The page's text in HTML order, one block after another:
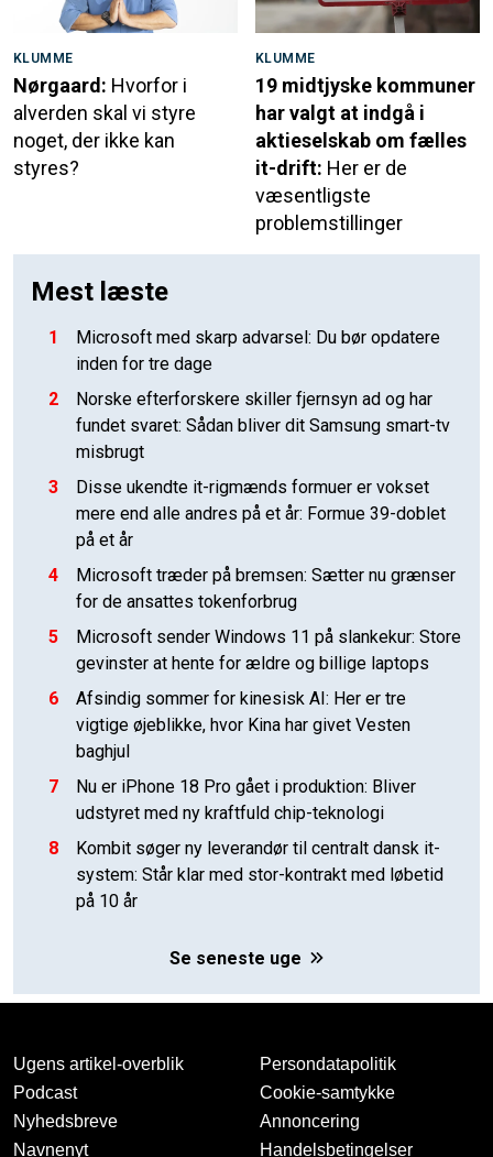
KLUMME
Nørgaard: Hvorfor i
alverden skal vi styre
noget, der ikke kan
styres?
KLUMME
19 midtjyske kommuner
har valgt at indgå i
aktieselskab om fælles
it-drift: Her er de
væsentligste
problemstillinger
Mest læste
1
Microsoft med skarp advarsel: Du bør opdatere
inden for tre dage
2
Norske efterforskere skiller fjernsyn ad og har
fundet svaret: Sådan bliver dit Samsung smart-tv
misbrugt
3
Disse ukendte it-rigmænds formuer er vokset
mere end alle andres på et år: Formue 39-doblet
på et år
4
Microsoft træder på bremsen: Sætter nu grænser
for de ansattes tokenforbrug
5
Microsoft sender Windows 11 på slankekur: Store
gevinster at hente for ældre og billige laptops
6
Afsindig sommer for kinesisk AI: Her er tre
vigtige øjeblikke, hvor Kina har givet Vesten
baghjul
7
Nu er iPhone 18 Pro gået i produktion: Bliver
udstyret med ny kraftfuld chip-teknologi
8
Kombit søger ny leverandør til centralt dansk it-
system: Står klar med stor-kontrakt med løbetid
på 10 år
Se seneste uge
Ugens artikel-overblik
Podcast
Nyhedsbreve
Navnenyt
Persondatapolitik
Cookie-samtykke
Annoncering
Handelsbetingelser